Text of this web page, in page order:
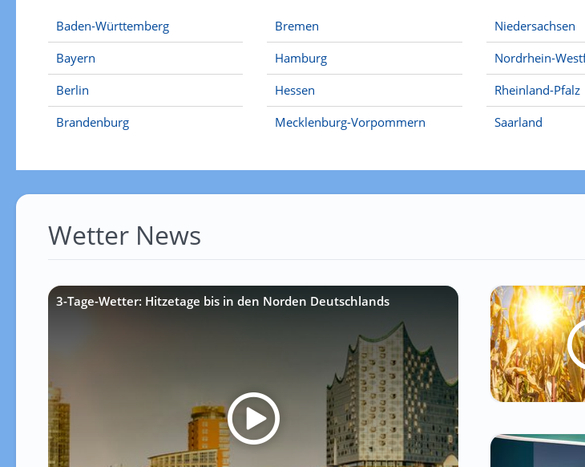
Baden-Württemberg
Bayern
Berlin
Brandenburg
Bremen
Hamburg
Hessen
Mecklenburg-Vorpommern
Niedersachsen
Nordrhein-
Rheinland-Pfalz
Saarland
Wetter News
3-Tage-Wetter: Hitzetage bis in den Norden Deutschlands